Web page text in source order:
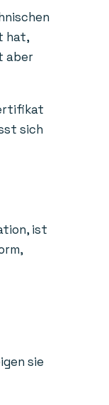
hat,
aber
sich
ist
sie